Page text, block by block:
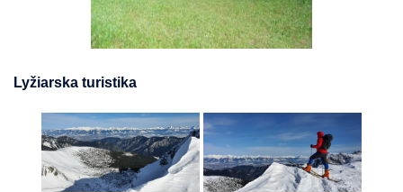
Lyžiarska turistika